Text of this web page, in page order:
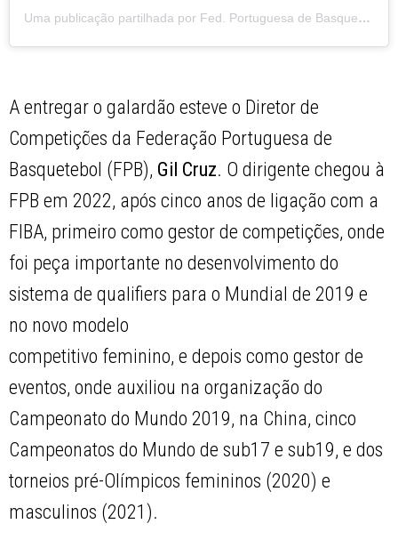
Uma publicação partilhada por Fed. Portuguesa de Basquetebol (@fpbasquetebol)
A entregar o galardão esteve o Diretor de
Competições da Federação Portuguesa de
Basquetebol (FPB), Gil Cruz. O dirigente chegou à
FPB em 2022, após cinco anos de ligação com a
FIBA, primeiro como gestor de competições, onde
foi peça importante no desenvolvimento do
sistema de qualifiers para o Mundial de 2019 e
no novo modelo
competitivo feminino, e depois como gestor de
eventos, onde auxiliou na organização do
Campeonato do Mundo 2019, na China, cinco
Campeonatos do Mundo de sub17 e sub19, e dos
torneios pré-Olímpicos femininos (2020) e
masculinos (2021).